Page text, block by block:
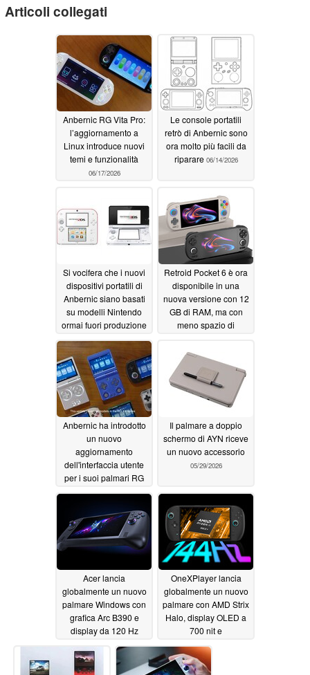
Articoli collegati
Anbernic RG Vita Pro:
l’aggiornamento a
Linux introduce nuovi
temi e funzionalità
06/17/2026
Le console portatili
retrò di Anbernic sono
ora molto più facili da
riparare 06/14/2026
Si vocifera che i nuovi
dispositivi portatili di
Anbernic siano basati
su modelli Nintendo
ormai fuori produzione
06/14/2026
Retroid Pocket 6 è ora
disponibile in una
nuova versione con 12
GB di RAM, ma con
meno spazio di
Anbernic ha introdotto
un nuovo
aggiornamento
dell'interfaccia utente
per i suoi palmari RG
06/06/2026
Il palmare a doppio
schermo di AYN riceve
un nuovo accessorio
05/29/2026
Acer lancia
globalmente un nuovo
palmare Windows con
grafica Arc B390 e
display da 120 Hz
05/28/2026
OneXPlayer lancia
globalmente un nuovo
palmare con AMD Strix
Halo, display OLED a
700 nit e
liquido05/28/2026